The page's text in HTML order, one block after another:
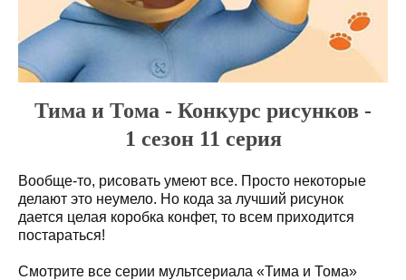
Тима и Тома - Конкурс рисунков -
1 сезон 11 серия
Вообще-то, рисовать умеют все. Просто некоторые
делают это неумело. Но кода за лучший рисунок
дается целая коробка конфет, то всем приходится
постараться!
Смотрите все серии мультсериала «Тима и Тома»